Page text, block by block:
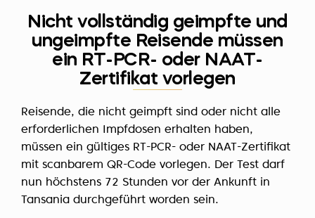
Nicht vollständig geimpfte und
ungeimpfte Reisende müssen
ein RT-PCR- oder NAAT-
Zertifikat vorlegen
Reisende, die nicht geimpft sind oder nicht alle
erforderlichen Impfdosen erhalten haben,
müssen ein gültiges RT-PCR- oder NAAT-Zertifikat
mit scanbarem QR-Code vorlegen. Der Test darf
nun höchstens 72 Stunden vor der Ankunft in
Tansania durchgeführt worden sein.